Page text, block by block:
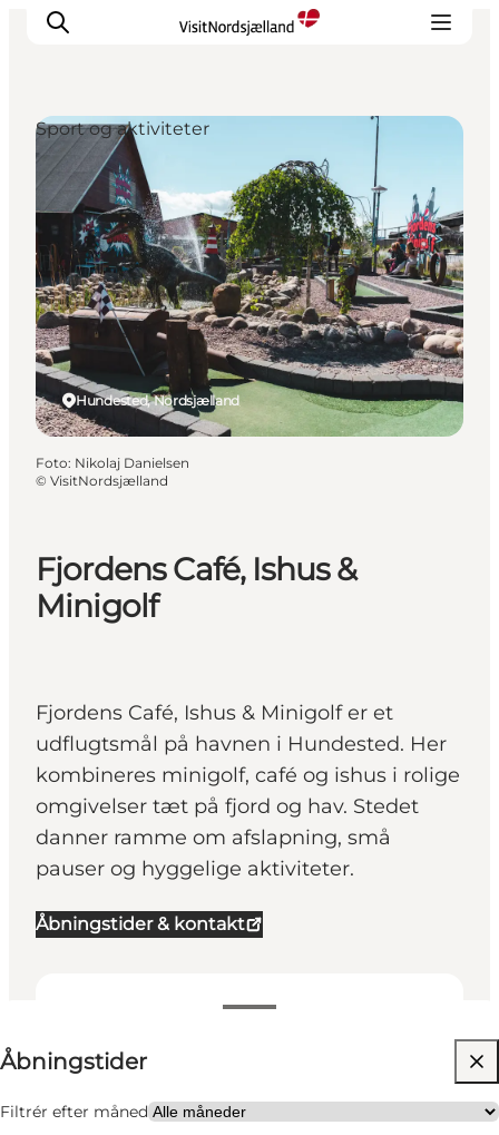
Highlights
Oplev
Det Sker
Overnatning
Byer
Planlæg ferien
Fjordens Café, Ishus &
Minigolf
Fjordens Café, Ishus & Minigolf er et
udflugtsmål på havnen i Hundested. Her
kombineres minigolf, café og ishus i rolige
omgivelser tæt på fjord og hav. Stedet
danner ramme om afslapning, små
pauser og hyggelige aktiviteter.
Åbningstider & kontakt
Åbningstider
Filtrér efter måned
Besøg hjemmeside
Børn, Venner, Min partner, Mig selv
Hundested, Nordsjælland
Sport og aktiviteter
Foto: Nikolaj Danielsen
© VisitNordsjælland